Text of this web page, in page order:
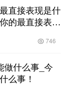
直接表现是什
的最直接表现
746
做什么事_今
么事！